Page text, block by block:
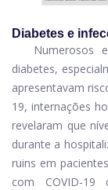
Diabetes e
Numerosos
diabetes,
apresentavam
19, internações
revelaram que
durante a
ruins em
com COVID-19